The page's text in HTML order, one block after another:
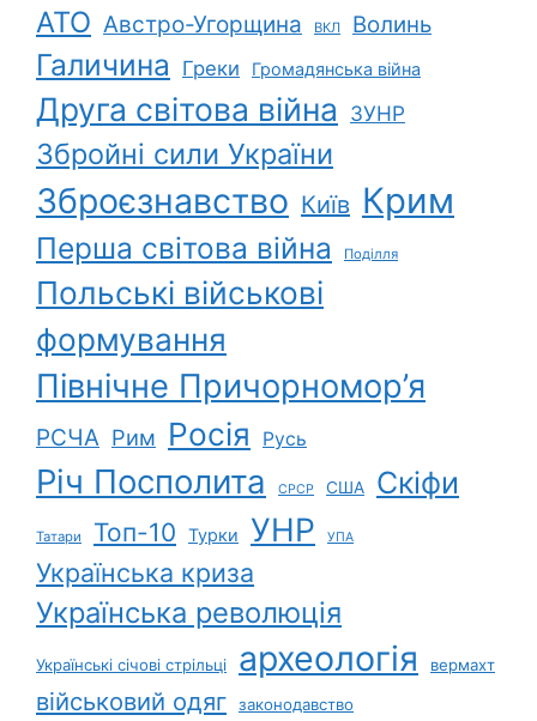
АТО Австро-Угорщина ВКЛ Волинь
Галичина Греки Громадянська війна
Друга світова війна ЗУНР
Збройні сили України
Зброєзнавство Київ Крим
Перша світова війна Поділля
Польські військові
формування
Північне Причорномор’я
РСЧА Рим Росія Русь
Річ Посполита СРСР США Скіфи
Татари Топ-10 Турки УНР УПА
Українська криза
Українська революція
Українські січові стрільці археологія вермахт
військовий одяг законодавство